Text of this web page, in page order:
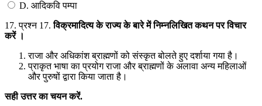
D. आदिकवि पम्पा
17.प्रश्न 17.विक्रमादित्य के राज्य के बारे में निम्नलिखित कथन पर विचार
करें ।
राजा और अधिकांश ब्राह्मणों को संस्कृत बोलते हुए दर्शाया गया है।
प्राकृत भाषा का प्रयोग राजा और ब्राह्मणों के अलावा अन्य महिलाओं
और पुरुषों द्वारा किया जाता है।
सही उत्तर का चयन करें.